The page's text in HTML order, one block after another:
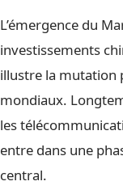
L’émergence du
investissements
illustre la mutation
mondiaux.
les
entre dans une
central.